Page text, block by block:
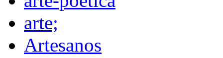
arte;
Artesanos